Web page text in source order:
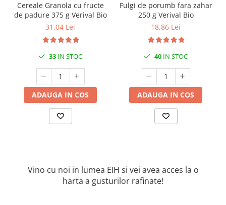
Cereale Granola cu fructe
de padure 375 g Verival Bio
31,04 Lei
33 IN STOC
ADAUGA IN COS
Fulgi de porumb fara zahar
250 g Verival Bio
18,86 Lei
40 IN STOC
ADAUGA IN COS
Vino cu noi in lumea EIH si vei avea acces la o
harta a gusturilor rafinate!